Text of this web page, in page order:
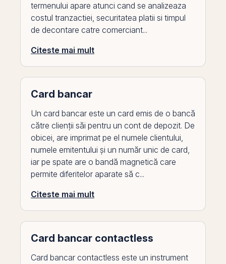
termenului apare atunci cand se analizeaza
costul tranzactiei, securitatea platii si timpul
de decontare catre comerciant...
Citeste mai mult
Card bancar
Un card bancar este un card emis de o bancă
către clienții săi pentru un cont de depozit. De
obicei, are imprimat pe el numele clientului,
numele emitentului și un număr unic de card,
iar pe spate are o bandă magnetică care
permite diferitelor aparate să c...
Citeste mai mult
Card bancar contactless
Card bancar contactless este un instrument